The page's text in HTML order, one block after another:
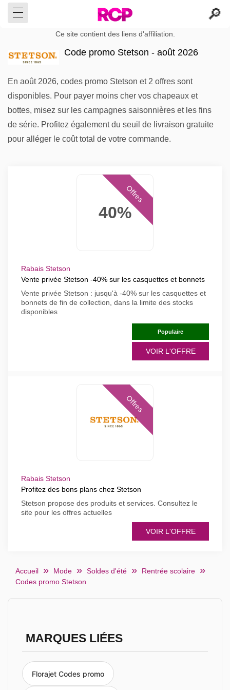
Ce site contient des liens d'affiliation.
Code promo Stetson - août 2026
En août 2026, codes promo Stetson et 2 offres sont
disponibles. Pour payer moins cher vos chapeaux et
bottes, misez sur les campagnes saisonnières et les fins
de série. Profitez également du seuil de livraison gratuite
pour alléger le coût total de votre commande.
40%
Offres
Rabais Stetson
Vente privée Stetson -40% sur les casquettes et bonnets
Vente privée Stetson : jusqu'à -40% sur les casquettes et
bonnets de fin de collection, dans la limite des stocks
disponibles
Populaire
VOIR L'OFFRE
Offres
Rabais Stetson
Profitez des bons plans chez Stetson
Stetson propose des produits et services. Consultez le
site pour les offres actuelles
VOIR L'OFFRE
Accueil Mode Soldes d'été
Rentrée scolaire
Codes promo Stetson
MARQUES LIÉES
Florajet Codes promo